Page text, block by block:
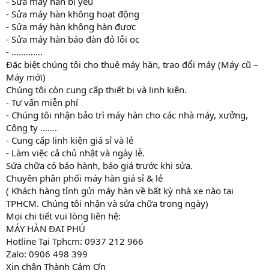
- Sửa máy hàn không hoạt động
- Sửa máy hàn không hàn được
- Sửa máy hàn báo đàn đỏ lỗi oc
- ………….
Đặc biệt chúng tôi cho thuê máy hàn, trao đổi máy (Máy cũ –
Máy mới)
Chúng tôi còn cung cấp thiết bị và linh kiện.
- Tư vấn miễn phí
- Chúng tôi nhận bảo trì máy hàn cho các nhà máy, xưởng,
Công ty …….
- Cung cấp linh kiện giá sỉ và lẻ
- Làm việc cả chủ nhật và ngày lễ.
Sửa chữa có bảo hành, báo giá trước khi sửa.
Chuyên phân phối máy hàn giá sỉ & lẻ
( Khách hàng tỉnh gửi máy hàn về bất kỳ nhà xe nào tại
TPHCM. Chúng tôi nhận và sửa chữa trong ngày)
Mọi chi tiết vui lòng liên hệ:
MÁY HÀN ĐẠI PHÚ
Hotline Tại Tphcm: 0937 212 966
Zalo: 0906 498 399
Xin chân Thành Cảm Ơn